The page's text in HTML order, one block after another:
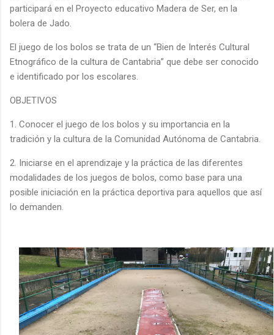
participará en el Proyecto educativo Madera de Ser, en la
bolera de Jado.
El juego de los bolos se trata de un “Bien de Interés Cultural
Etnográfico de la cultura de Cantabria” que debe ser conocido
e identificado por los escolares.
OBJETIVOS
1. Conocer el juego de los bolos y su importancia en la
tradición y la cultura de la Comunidad Autónoma de Cantabria.
2. Iniciarse en el aprendizaje y la práctica de las diferentes
modalidades de los juegos de bolos, como base para una
posible iniciación en la práctica deportiva para aquellos que así
lo demanden.